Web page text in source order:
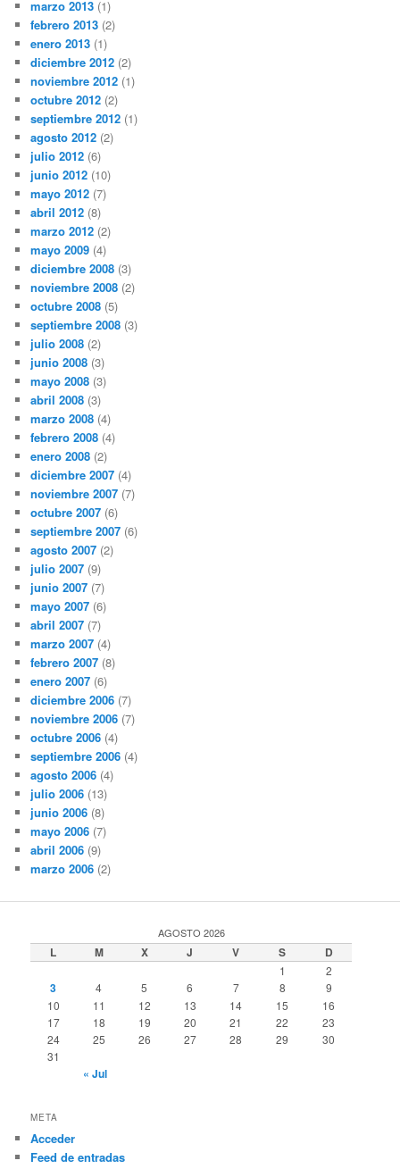
marzo 2013 (1)
febrero 2013 (2)
enero 2013 (1)
diciembre 2012 (2)
noviembre 2012 (1)
octubre 2012 (2)
septiembre 2012 (1)
agosto 2012 (2)
julio 2012 (6)
junio 2012 (10)
mayo 2012 (7)
abril 2012 (8)
marzo 2012 (2)
mayo 2009 (4)
diciembre 2008 (3)
noviembre 2008 (2)
octubre 2008 (5)
septiembre 2008 (3)
julio 2008 (2)
junio 2008 (3)
mayo 2008 (3)
abril 2008 (3)
marzo 2008 (4)
febrero 2008 (4)
enero 2008 (2)
diciembre 2007 (4)
noviembre 2007 (7)
octubre 2007 (6)
septiembre 2007 (6)
agosto 2007 (2)
julio 2007 (9)
junio 2007 (7)
mayo 2007 (6)
abril 2007 (7)
marzo 2007 (4)
febrero 2007 (8)
enero 2007 (6)
diciembre 2006 (7)
noviembre 2006 (7)
octubre 2006 (4)
septiembre 2006 (4)
agosto 2006 (4)
julio 2006 (13)
junio 2006 (8)
mayo 2006 (7)
abril 2006 (9)
marzo 2006 (2)
AGOSTO 2026
L M X J V S D
1 2
3 4 5 6 7 8
9
10
11 12 13 14 15
16
17
18 19 20 21 22
23
24
25 26 27 28 29
30
31
« Jul
META
Acceder
Feed de entradas